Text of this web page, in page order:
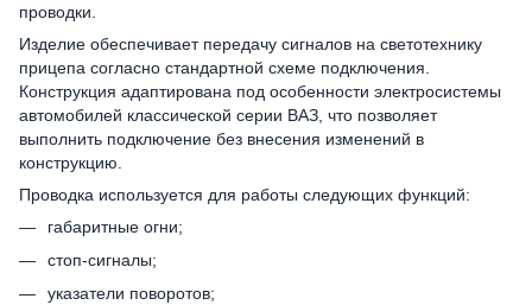
проводки.
Изделие обеспечивает передачу сигналов на светотехнику
прицепа согласно стандартной схеме подключения.
Конструкция адаптирована под особенности электросистемы
автомобилей классической серии ВАЗ, что позволяет
выполнить подключение без внесения изменений в
конструкцию.
Проводка используется для работы следующих функций:
габаритные огни;
стоп-сигналы;
указатели поворотов;